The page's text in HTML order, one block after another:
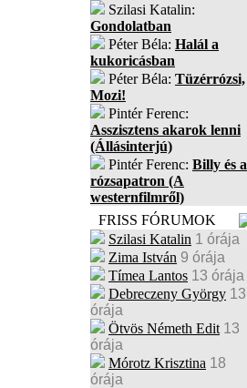
Szilasi Katalin:
Gondolatban
Péter Béla: Halál a
kukoricásban
Péter Béla: Tüzérrózsi,
Mozi!
Pintér Ferenc:
Asszisztens akarok lenni
(Állásinterjú)
Pintér Ferenc: Billy és a
rózsapatron (A
westernfilmről)
FRISS FÓRUMOK
Szilasi Katalin 1 órája
Zima István 9 órája
Tímea Lantos 13 órája
Debreczeny György 13
órája
Ötvös Németh Edit 13
órája
Mórotz Krisztina 18
órája